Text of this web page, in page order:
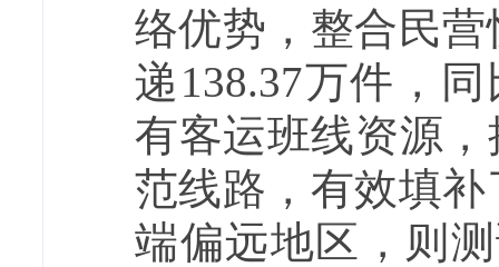
络优势，整合民
递138.37万件，
有客运班线资源
范线路，有效填
端偏远地区，则